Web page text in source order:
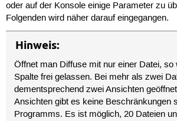
oder auf der Konsole einige Parameter zu
Folgenden wird näher darauf eingegangen.
Hinweis:
Öffnet man Diffuse mit nur einer Datei, so
Spalte frei gelassen. Bei mehr als zwei
dementsprechend zwei Ansichten
Ansichten gibt es keine Beschränkungen
Programms. Es ist möglich, 20 Dateien